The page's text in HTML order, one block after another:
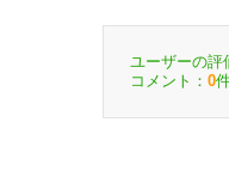
ユーザーの評
コメント： 0